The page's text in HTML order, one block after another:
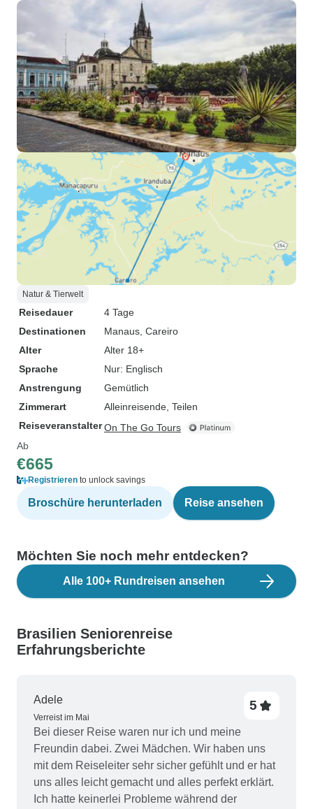
Natur & Tierwelt
Reisedauer
4 Tage
Destinationen
Manaus , Careiro
Alter
Alter 18+
Sprache
Nur: Englisch
Anstrengung
Gemütlich
Zimmerart
Alleinreisende, Teilen
ReiseveranstalterOn The Go Tours
Ab
€665
Registrieren to unlock savings
Broschüre herunterladen Reise ansehen
Möchten Sie noch mehr entdecken?
Alle 100+ Rundreisen ansehen
Brasilien Seniorenreise
Erfahrungsberichte
Adele
Verreist im Mai
5
Bei dieser Reise waren nur ich und meine
Freundin dabei. Zwei Mädchen. Wir haben uns
mit dem Reiseleiter sehr sicher gefühlt und er hat
uns alles leicht gemacht und alles perfekt erklärt.
Ich hatte keinerlei Probleme während der